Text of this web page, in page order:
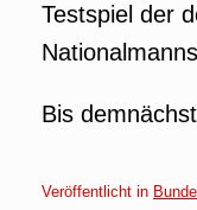
Testspiel der
Bis
Veröffentlicht in